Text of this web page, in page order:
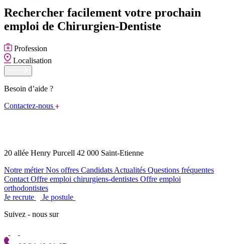
Rechercher facilement votre prochain
emploi de Chirurgien-Dentiste
Profession
Localisation
Besoin d’aide ?
Contactez-nous
20 allée Henry Purcell 42 000 Saint-Etienne
Notre métierNos offres Candidats Actualités Questions fréquentes
Contact Offre emploi chirurgiens-dentistes Offre emploi
orthodontistes
Je recrute
Je postule
Suivez - nous sur